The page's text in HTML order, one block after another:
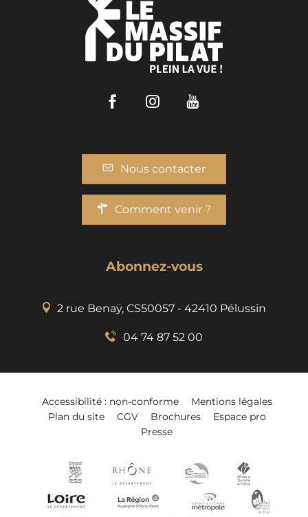
FacebookInstagram
Nous contacter
Comment venir ?
Abonnez-vous
2 rue Benaÿ, CS50057 - 42410 Pélussin
04 74 87 52 00
Accessibilité : non-conforme
Mentions légales
Plan du site
CGV Brochures
Espace pro
Presse